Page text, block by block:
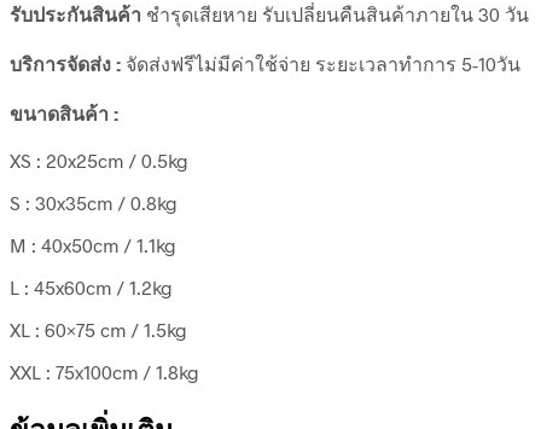
รับประกันสินค้า ชำรุดเสียหาย รับเปลี่ยนคืนสินค้าภายใน 30 วัน
บริการจัดส่ง : จัดส่งฟรีไม่มีค่าใช้จ่าย ระยะเวลาทำการ 5-10วัน
ขนาดสินค้า :
XS : 20x25cm / 0.5kg
S : 30x35cm / 0.8kg
M : 40x50cm / 1.1kg
L : 45x60cm / 1.2kg
XL : 60×75 cm / 1.5kg
XXL : 75x100cm / 1.8kg